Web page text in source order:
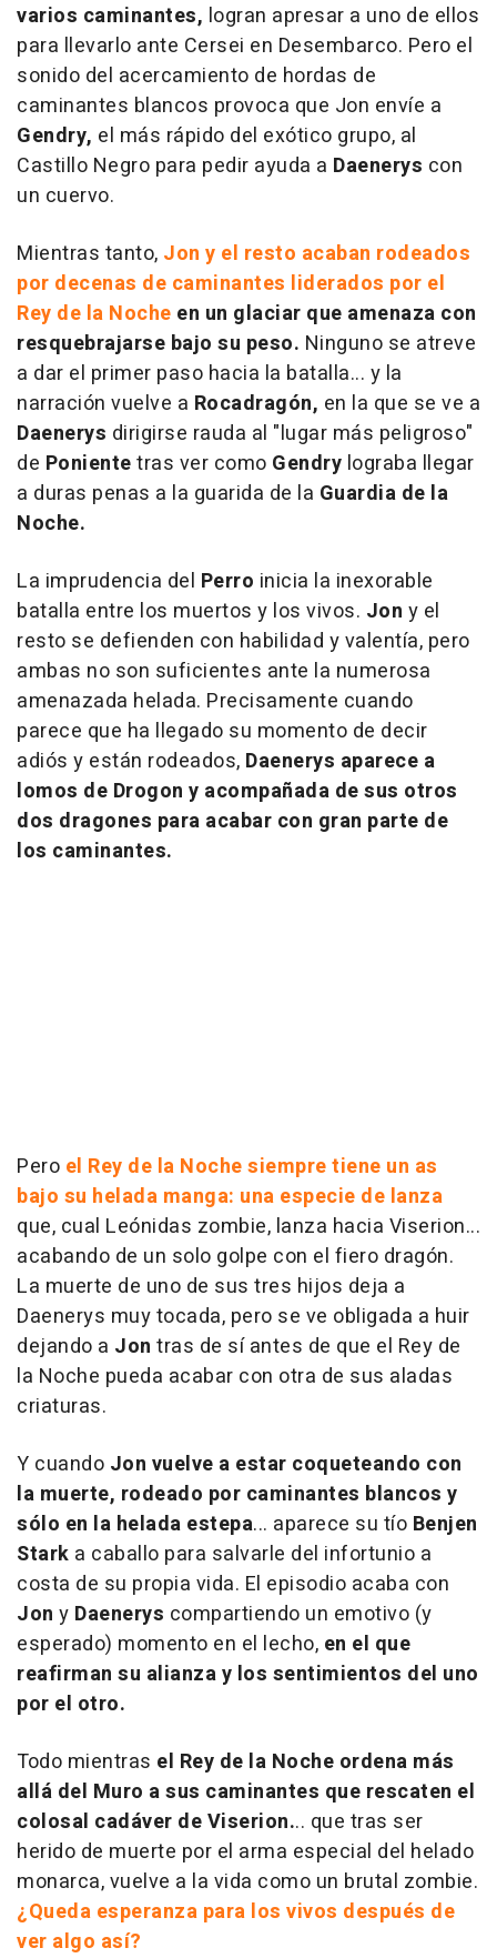
varios caminantes, logran apresar a uno de ellos
para llevarlo ante Cersei en Desembarco. Pero el
sonido del acercamiento de hordas de
caminantes blancos provoca que Jon envíe a
Gendry, el más rápido del exótico grupo, al
Castillo Negro para pedir ayuda a Daenerys con
un cuervo.
Mientras tanto, Jon y el resto acaban rodeados
por decenas de caminantes liderados por el
Rey de la Noche en un glaciar que amenaza con
resquebrajarse bajo su peso. Ninguno se atreve
a dar el primer paso hacia la batalla... y la
narración vuelve a Rocadragón, en la que se ve a
Daenerys dirigirse rauda al "lugar más peligroso"
de Ponientetras ver como Gendry lograba llegar
a duras penas a la guarida de la Guardia de la
Noche.
La imprudencia del Perro inicia la inexorable
batalla entre los muertos y los vivos. Jon y el
resto se defienden con habilidad y valentía, pero
ambas no son suficientes ante la numerosa
amenazada helada. Precisamente cuando
parece que ha llegado su momento de decir
adiós y están rodeados, Daenerys aparece a
lomos de Drogon y acompañada de sus otros
dos dragones para acabar con gran parte de
los caminantes.
Pero el Rey de la Noche siempre tiene un as
bajo su helada manga: una especie de lanza
que, cual Leónidas zombie, lanza hacia Viserion...
acabando de un solo golpe con el fiero dragón.
La muerte de uno de sus tres hijos deja a
Daenerys muy tocada, pero se ve obligada a huir
dejando a Jon tras de sí antes de que el Rey de
la Noche pueda acabar con otra de sus aladas
criaturas.
Y cuando Jon vuelve a estar coqueteando con
la muerte, rodeado por caminantes blancos y
sólo en la helada estepa... aparece su tío Benjen
Stark a caballo para salvarle del infortunio a
costa de su propia vida. El episodio acaba con
Jon y Daenerys compartiendo un emotivo (y
esperado) momento en el lecho, en el que
reafirman su alianza y los sentimientos del uno
por el otro.
Todo mientras el Rey de la Noche ordena más
allá del Muro a sus caminantes que rescaten el
colosal cadáver de Viserion... que tras ser
herido de muerte por el arma especial del helado
monarca, vuelve a la vida como un brutal zombie.
¿Queda esperanza para los vivos después de
ver algo así?